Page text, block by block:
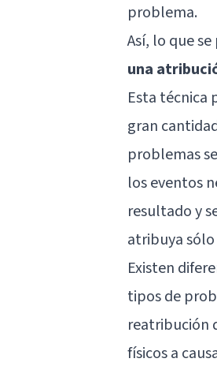
problema.
Así, lo que
una
Esta técnica
gran
problemas
los eventos
resultado y
atribuya
Existen
tipos de
reatribución
físicos a